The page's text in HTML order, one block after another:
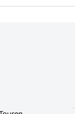
Sie
in Bamberg von